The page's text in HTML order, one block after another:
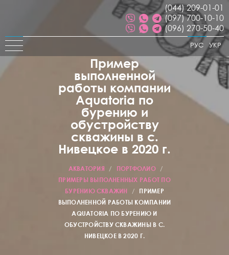
(044) 209-01-01
(097) 700-10-10
(096) 270-50-40
УКР
РУС
Пример
выполненной
работы компании
Aquatoria по
бурению и
обустройству
скважины в с.
Нивецкое в 2020 г.
АКВАТОРИЯ / ПОРТФОЛИО
/
ПРИМЕРЫ ВЫПОЛНЕННЫХ РАБОТ ПО
БУРЕНИЮ СКВАЖИН
/
ПРИМЕР
ВЫПОЛНЕННОЙ РАБОТЫ КОМПАНИИ
AQUATORIA ПО БУРЕНИЮ И
ОБУСТРОЙСТВУ СКВАЖИНЫ В С.
НИВЕЦКОЕ В 2020 Г.